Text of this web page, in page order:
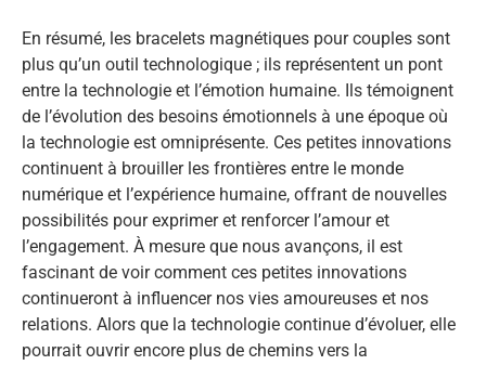
En résumé, les bracelets magnétiques pour couples sont
plus qu’un outil technologique ; ils représentent un pont
entre la technologie et l’émotion humaine. Ils témoignent
de l’évolution des besoins émotionnels à une époque où
la technologie est omniprésente. Ces petites innovations
continuent à brouiller les frontières entre le monde
numérique et l’expérience humaine, offrant de nouvelles
possibilités pour exprimer et renforcer l’amour et
l’engagement. À mesure que nous avançons, il est
fascinant de voir comment ces petites innovations
continueront à influencer nos vies amoureuses et nos
relations. Alors que la technologie continue d’évoluer, elle
pourrait ouvrir encore plus de chemins vers la